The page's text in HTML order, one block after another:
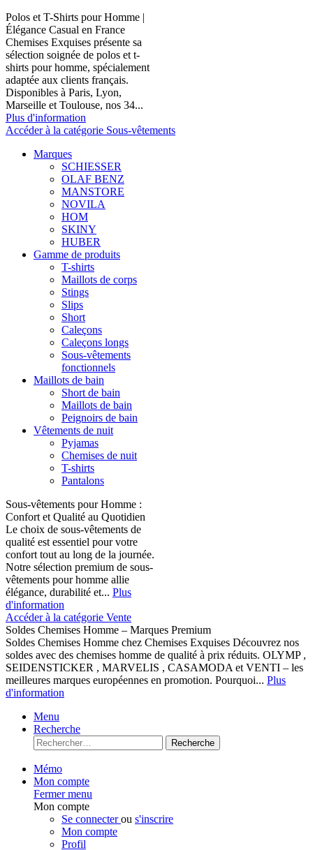
Polos et T-Shirts pour Homme |
Élégance Casual en France
Chemises Exquises présente sa
sélection soignée de polos et t-
shirts pour homme, spécialement
adaptée aux clients français.
Disponibles à Paris, Lyon,
Marseille et Toulouse, nos 34...
Plus d'information
Accéder à la catégorie Sous-vêtements
Marques
SCHIESSER
OLAF BENZ
MANSTORE
NOVILA
HOM
SKINY
HUBER
Gamme de produits
T-shirts
Maillots de corps
Stings
Slips
Short
Caleçons
Caleçons longs
Sous-vêtements
fonctionnels
Maillots de bain
Short de bain
Maillots de bain
Peignoirs de bain
Vêtements de nuit
Pyjamas
Chemises de nuit
T-shirts
Pantalons
Sous-vêtements pour Homme :
Confort et Qualité au Quotidien
Le choix de sous-vêtements de
qualité est essentiel pour votre
confort tout au long de la journée.
Notre sélection premium de sous-
vêtements pour homme allie
élégance, durabilité et... Plus
d'information
Accéder à la catégorie Vente
Soldes Chemises Homme – Marques Premium
Soldes Chemises Homme chez Chemises Exquises Découvrez nos
soldes avec des chemises homme de qualité à prix réduits. OLYMP ,
SEIDENSTICKER , MARVELIS , CASAMODA et VENTI – les
meilleures marques européennes en promotion. Pourquoi... Plus
d'information
Menu
Recherche
Recherche
Mémo
Mon compte
Fermer menu
Mon compte
Se connecterou s'inscrire
Mon compte
Profil